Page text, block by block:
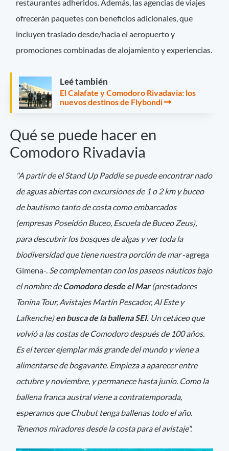
restaurantes adheridos. Además, las agencias de viajes
ofrecerán paquetes con beneficios adicionales, que
incluyen traslado desde/hacia el aeropuerto y
promociones combinadas de alojamiento y experiencias.
Leé también
El Calafate y Comodoro Rivadavia: los
nuevos destinos de Flybondi
Qué se puede hacer en
Comodoro Rivadavia
"A partir de el Stand Up Paddle se puede encontrar nado
de aguas abiertas con excursiones de 1 o 2 km y buceo
de bautismo tanto de costa como embarcados
(empresas Poseidón Buceo, Escuela de Buceo Zeus),
para descubrir los bosques de algas y ver toda la
biodiversidad que tiene nuestra porción de mar-agrega
Gimena-. Se complementan con los paseos náuticos bajo
el nombre deComodoro desde el Mar (prestadores
Tonina Tour, Avistajes Martín Pescador, Al Este y
Lafkenche)en busca de la ballena SEI. Un cetáceo que
volvió a las costas de Comodoro después de 100 años.
Es el tercer ejemplar más grande del mundo y viene a
alimentarse de bogavante. Empieza a aparecer entre
octubre y noviembre, y permanece hasta junio. Como la
ballena franca austral viene a contratemporada,
esperamos que Chubut tenga ballenas todo el año.
Tenemos miradores desde la costa para el avistaje".